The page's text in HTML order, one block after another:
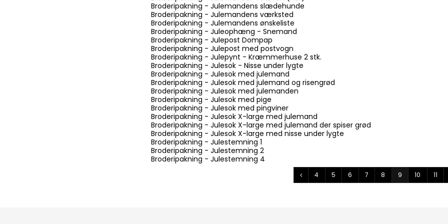
Broderipakning - Julemandens slædehunde
Broderipakning - Julemandens værksted
Broderipakning - Julemandens ønskeliste
Broderipakning - Juleophæng - Snemand
Broderipakning - Julepost Dompap
Broderipakning - Julepost med postvogn
Broderipakning - Julepynt - Kræmmerhuse 2 stk.
Broderipakning - Julesok - Nisse under lygte
Broderipakning - Julesok med julemand
Broderipakning - Julesok med julemand og risengrød
Broderipakning - Julesok med julemanden
Broderipakning - Julesok med pige
Broderipakning - Julesok med pingviner
Broderipakning - Julesok X-large med julemand
Broderipakning - Julesok X-large med julemand der spiser grød
Broderipakning - Julesok X-large med nisse under lygte
Broderipakning - Julestemning 1
Broderipakning - Julestemning 2
Broderipakning - Julestemning 4
4 5 6 7 8 9 10 11